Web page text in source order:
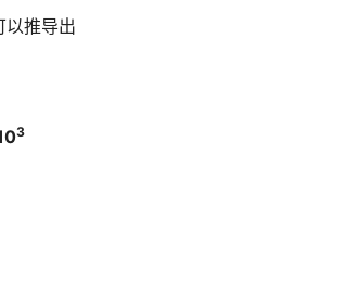
以推导出
3